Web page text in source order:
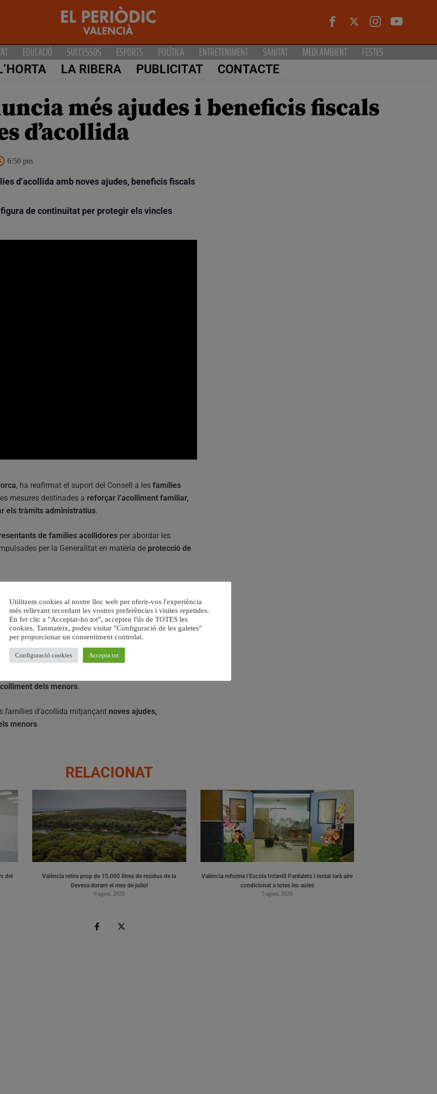
EDUCACIÓ SUCCESSOS ESPORTS POLÍTICA ENTRETENIMENT SANITAT MEDI AMBIENT FESTES
LA RIBERA PUBLICITAT CONTACTE
més ajudes i beneficis fiscals
d’acollida
6:50 pm
d’acollida amb noves ajudes, beneficis fiscals
de continuïtat per protegir els vincles
, ha reafirmat el suport del Consell a les famílies
mesures destinades a reforçar l’acolliment familiar,
els tràmits administratius.
de famílies acollidores per abordar les
per la Generalitat en matèria de protecció de
de les deduccions en l’IRPF per naixement, adopció
fiscals a totes les modalitats d’acolliment
introduintcanvis normatius per agilitzar els
econòmic a les famílies acollidores
dels menors.
famílies d’acollida mitjançant noves ajudes,
menors.
RELACIONAT
del
València retira prop de 15.000 litres de residus de la
Devesa durant el mes de juliol
6 agost, 2026
València reforma l’Escola Infantil Pardalets i instal·larà aire
condicionat a totes les aules
5 agost, 2026
Utilitzem cookies al nostre lloc web per oferir-vos l'experiència
més rellevant recordant les vostres preferències i visites repetides.
En fer clic a "Acceptar-ho tot", accepteu l'ús de TOTES les
cookies. Tanmateix, podeu visitar "Configuració de les galetes"
per proporcionar un consentiment controlat.
Configuració cookies Accepta tot